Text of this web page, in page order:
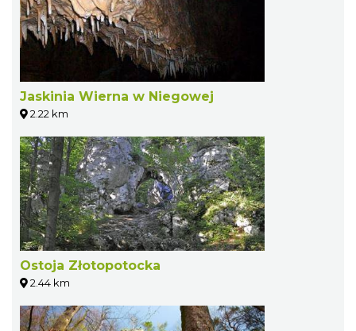
Jaskinia Wierna w Niegowej
2.22 km
Ostoja Złotopotocka
2.44 km